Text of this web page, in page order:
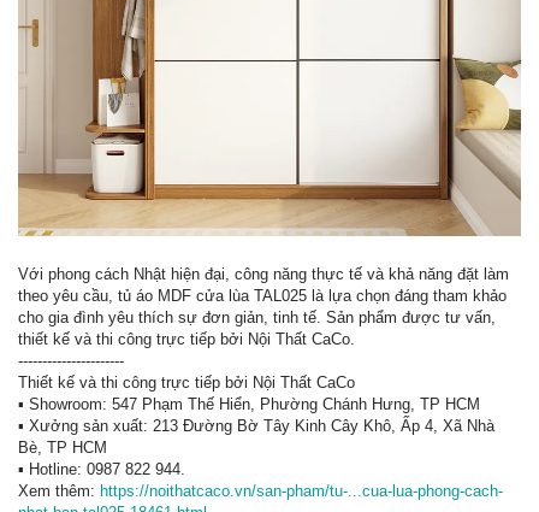
Với phong cách Nhật hiện đại, công năng thực tế và khả năng đặt làm
theo yêu cầu, tủ áo MDF cửa lùa TAL025 là lựa chọn đáng tham khảo
cho gia đình yêu thích sự đơn giản, tinh tế. Sản phẩm được tư vấn,
thiết kế và thi công trực tiếp bởi Nội Thất CaCo.
----------------------
Thiết kế và thi công trực tiếp bởi Nội Thất CaCo
▪ Showroom: 547 Phạm Thế Hiển, Phường Chánh Hưng, TP HCM
▪ Xưởng sản xuất: 213 Đường Bờ Tây Kinh Cây Khô, Ấp 4, Xã Nhà
Bè, TP HCM
▪ Hotline: 0987 822 944.
Xem thêm: https://noithatcaco.vn/san-pham/tu-...cua-lua-phong-cach-